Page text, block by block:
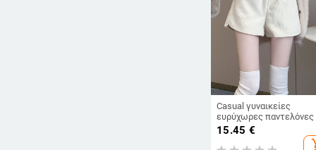
Casual γυναικείες
ευρύχωρες παντελόνες
μήκος τριών τετάρτων,
ύφασμα από βαμβακό-
15.45 €